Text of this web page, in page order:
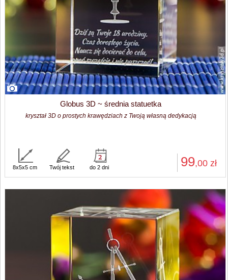
Globus 3D ~ średnia statuetka
kryształ 3D o prostych krawędziach z Twoją własną dedykacją
99,00 zł
8x5x5 cm Twój tekst do 2 dni